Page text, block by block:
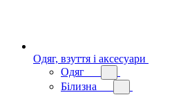
Одяг, взуття і аксесуари
Одяг
Білизна